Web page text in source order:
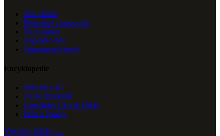
Náš příběh
Řemeslné zpracování
Na zakázku
Napsali o nás
Diamantová trofej
Encyklopedie
Průvodce 4C
Tvary diamantů
Certifikáty GIA & HRD
Péče o šperky
Všechny články →